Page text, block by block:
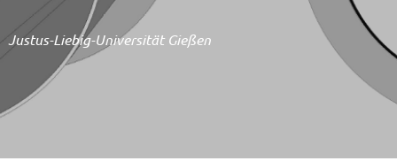
Justus-Liebig-Universität Gießen